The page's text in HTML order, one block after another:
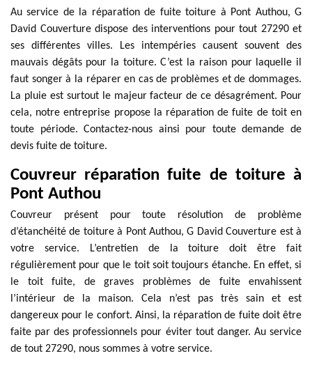
Au service de la réparation de fuite toiture à Pont Authou, G
David Couverture dispose des interventions pour tout 27290 et
ses différentes villes. Les intempéries causent souvent des
mauvais dégâts pour la toiture. C’est la raison pour laquelle il
faut songer à la réparer en cas de problèmes et de dommages.
La pluie est surtout le majeur facteur de ce désagrément. Pour
cela, notre entreprise propose la réparation de fuite de toit en
toute période. Contactez-nous ainsi pour toute demande de
devis fuite de toiture.
Couvreur réparation fuite de toiture à
Pont Authou
Couvreur présent pour toute résolution de problème
d’étanchéité de toiture à Pont Authou, G David Couverture est à
votre service. L’entretien de la toiture doit être fait
régulièrement pour que le toit soit toujours étanche. En effet, si
le toit fuite, de graves problèmes de fuite envahissent
l’intérieur de la maison. Cela n’est pas très sain et est
dangereux pour le confort. Ainsi, la réparation de fuite doit être
faite par des professionnels pour éviter tout danger. Au service
de tout 27290, nous sommes à votre service.